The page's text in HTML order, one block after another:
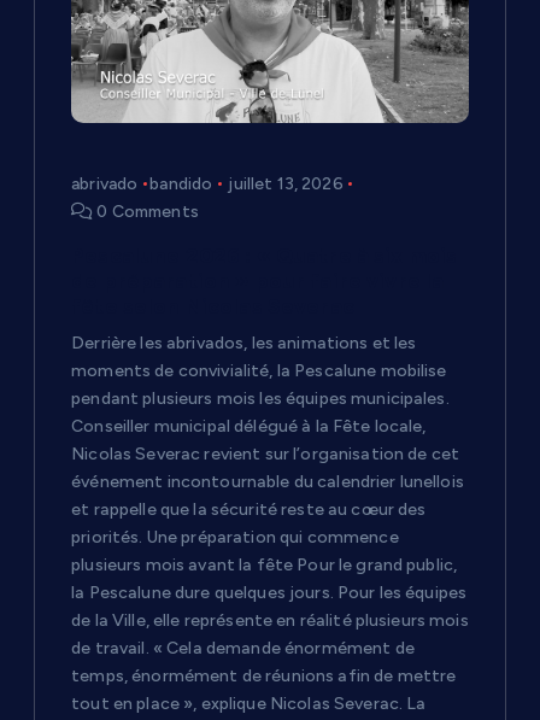
abrivado bandido
juillet 13, 2026
0 Comments
Derrière les abrivados, les animations et les
moments de convivialité, la Pescalune mobilise
pendant plusieurs mois les équipes municipales.
Conseiller municipal délégué à la Fête locale,
Nicolas Severac revient sur l’organisation de cet
événement incontournable du calendrier lunellois
et rappelle que la sécurité reste au cœur des
priorités. Une préparation qui commence
plusieurs mois avant la fête Pour le grand public,
la Pescalune dure quelques jours. Pour les équipes
de la Ville, elle représente en réalité plusieurs mois
de travail. « Cela demande énormément de
temps, énormément de réunions afin de mettre
tout en place », explique Nicolas Severac. La